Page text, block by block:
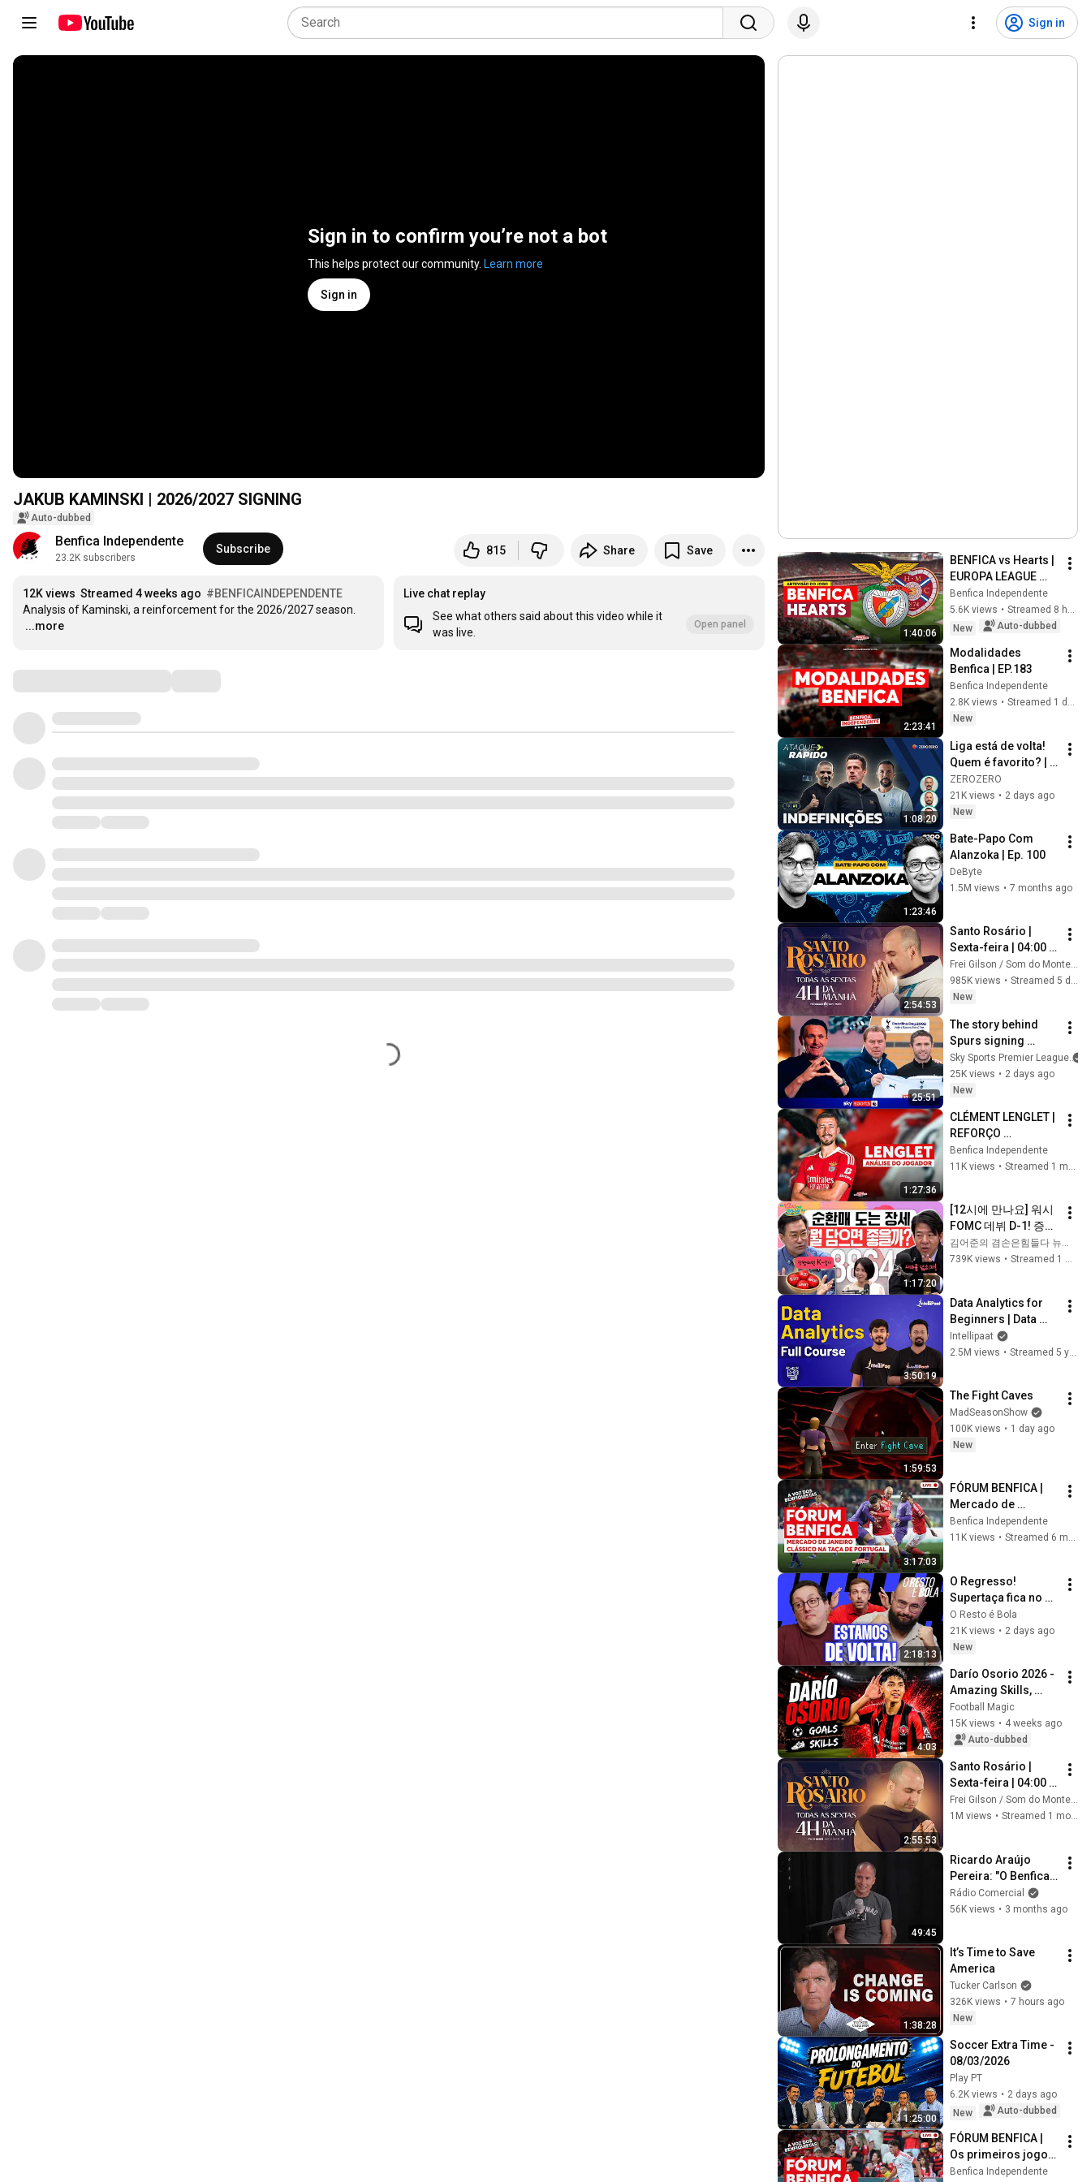
Sign in
Sign in to confirm you’re not a bot
This helps protect our community. Learn more
Sign in
JAKUB KAMINSKI | 2026/2027 SIGNING
Auto-dubbed
Benfica Independente
23.2K subscribers
Subscribe 815 Share Save
12K views Streamed 4 weeks ago #BENFICAINDEPENDENTE
…
...more
Live chat replay
See what others said about this video while it
was live.
Open panel
1:40:06
BENFICA vs Hearts |
EUROPA LEAGUE
QUALIFIER PREVIEW
Benfica Independente
5.6K views •
Streamed 8 hours ago
New
Auto-dubbed
2:23:41
Modalidades
Benfica | EP.183
Benfica Independente
2.8K views •
Streamed 1 day ago
New
1:08:20
Liga está de volta!
Quem é favorito? |
ATAQUE RÁPIDO
ZEROZERO
21K views • 2 days ago
New
1:23:46
Bate-Papo Com
Alanzoka | Ep. 100
DeByte
1.5M views • 7 months ago
2:54:53
Santo Rosário |
Sexta-feira | 04:00 |
31/07/2026 | Live Ao
vivo
Frei Gilson / Som do Monte - OFICIAL
985K views •
Streamed 5 days ago
New
25:51
The story behind
Spurs signing
Robbie Keane with
FIVE MINUTES left in
the window ⏱️ |
Sky Sports Premier League
25K views • 2 days ago
New
1:27:36
CLÉMENT LENGLET |
REFORÇO
2026/2027
Benfica Independente
11K views • Streamed 1 month ago
1:17:20
[12시에 만나요] 워시
FOMC 데뷔 D-1! 증시
는 눈치싸움 중? 국제
유가 하락에도 잔잔한
요일
김어준의 겸손은힘들다 뉴스공장
739K views • Streamed 1 month ago
3:50:19
Data Analytics for
Beginners | Data
Analytics Training |
Data Analytics
Intellipaat
2.5M views • Streamed 5 years ago
1:59:53
The Fight Caves
MadSeasonShow
100K views • 1 day ago
New
3:17:03
FÓRUM BENFICA |
Mercado de
Janeiro e Clássico
da Taça de Portugal
Benfica Independente
11K views • Streamed 6 months ago
2:18:13
O Regresso!
Supertaça fica no
Dragão, aquece o
mercado e corrida
de Benfica e Braga à
O Resto é Bola
21K views • 2 days ago
New
4:03
Darío Osorio 2026 -
Amazing Skills,
Assists & Goals
Football Magic
15K views • 4 weeks ago
Auto-dubbed
2:55:53
Santo Rosário |
Sexta-feira | 04:00 |
03/07/2026 | Live Ao
vivo
Frei Gilson / Som do Monte - OFICIAL
1M views • Streamed 1 month ago
49:45
Ricardo Araújo
Pereira: "O Benfica
deu-me grandes
alegrias na vida. E
Rádio Comercial
56K views • 3 months ago
1:38:28
It’s Time to Save
America
Tucker Carlson
326K views • 7 hours ago
New
1:25:00
Soccer Extra Time -
08/03/2026
Play PT
6.2K views • 2 days ago
New
Auto-dubbed
FÓRUM BENFICA |
Os primeiros jogos
e reforços da época
Benfica Independente